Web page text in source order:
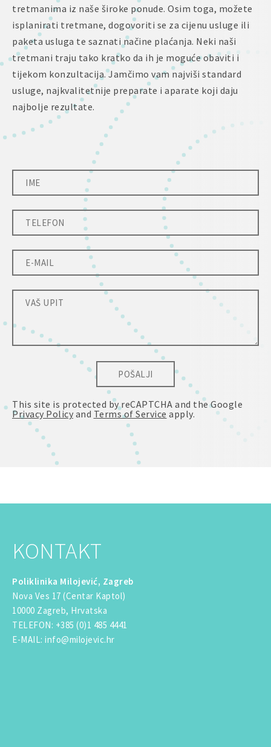
tretmanima iz naše široke ponude. Osim toga, možete
isplanirati tretmane, dogovoriti se za cijenu usluge ili
paketa usluga te saznati načine plaćanja. Neki naši
tretmani traju tako kratko da ih je moguće obaviti i
tijekom konzultacija. Jamčimo vam najviši standard
usluge, najkvalitetnije preparate i aparate koji daju
najbolje rezultate.
POŠALJI
This site is protected by reCAPTCHA and the Google
Privacy Policy and Terms of Service apply.
KONTAKT
Poliklinika Milojević, Zagreb
Nova Ves 17 (Centar Kaptol)
10000 Zagreb, Hrvatska
TELEFON: +385 (0)1 485 4441
E-MAIL: info@milojevic.hr